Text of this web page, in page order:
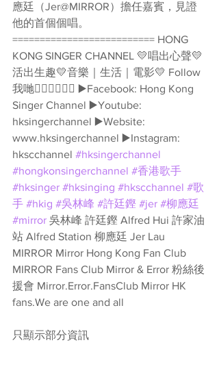
應廷（Jer@MIRROR）擔任嘉賓，見證
他的首個個唱。
========================== HONG
KONG SINGER CHANNEL 💛唱出心聲💛
活出生趣💛音樂｜生活｜電影💛 Follow
我哋👇🏻👇🏻🥰🥰 ▶️Facebook: Hong Kong
Singer Channel ▶️Youtube:
hksingerchannel ▶️Website:
www.hksingerchannel ▶️Instagram:
hkscchannel #hksingerchannel
#hongkonsingerchannel #香港歌手
#hksinger #hksinging #hkscchannel #歌
手 #hkig #吳林峰 #許廷鏗 #jer #柳應廷
#mirror 吳林峰 許廷鏗 Alfred Hui 許家油
站 Alfred Station 柳應廷 Jer Lau
MIRROR Mirror Hong Kong Fan Club
MIRROR Fans Club Mirror & Error 粉絲後
援會 Mirror.Error.FansClub Mirror HK
fans.We are one and all
只顯示部分資訊